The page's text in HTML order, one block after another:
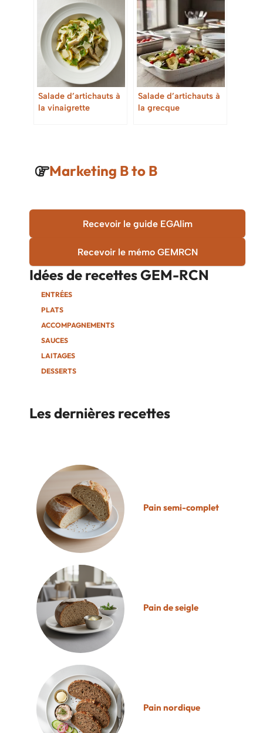
Salade d’artichauts à
la vinaigrette
Salade d’artichauts à
la grecque
Marketing B to B
Recevoir le guide EGAlim
Recevoir le mémo GEMRCN
Idées de recettesGEM-RCN
ENTRÉES
PLATS
ACCOMPAGNEMENTS
SAUCES
LAITAGES
DESSERTS
Les dernières recettes
Pain semi-complet
Pain de seigle
Pain nordique